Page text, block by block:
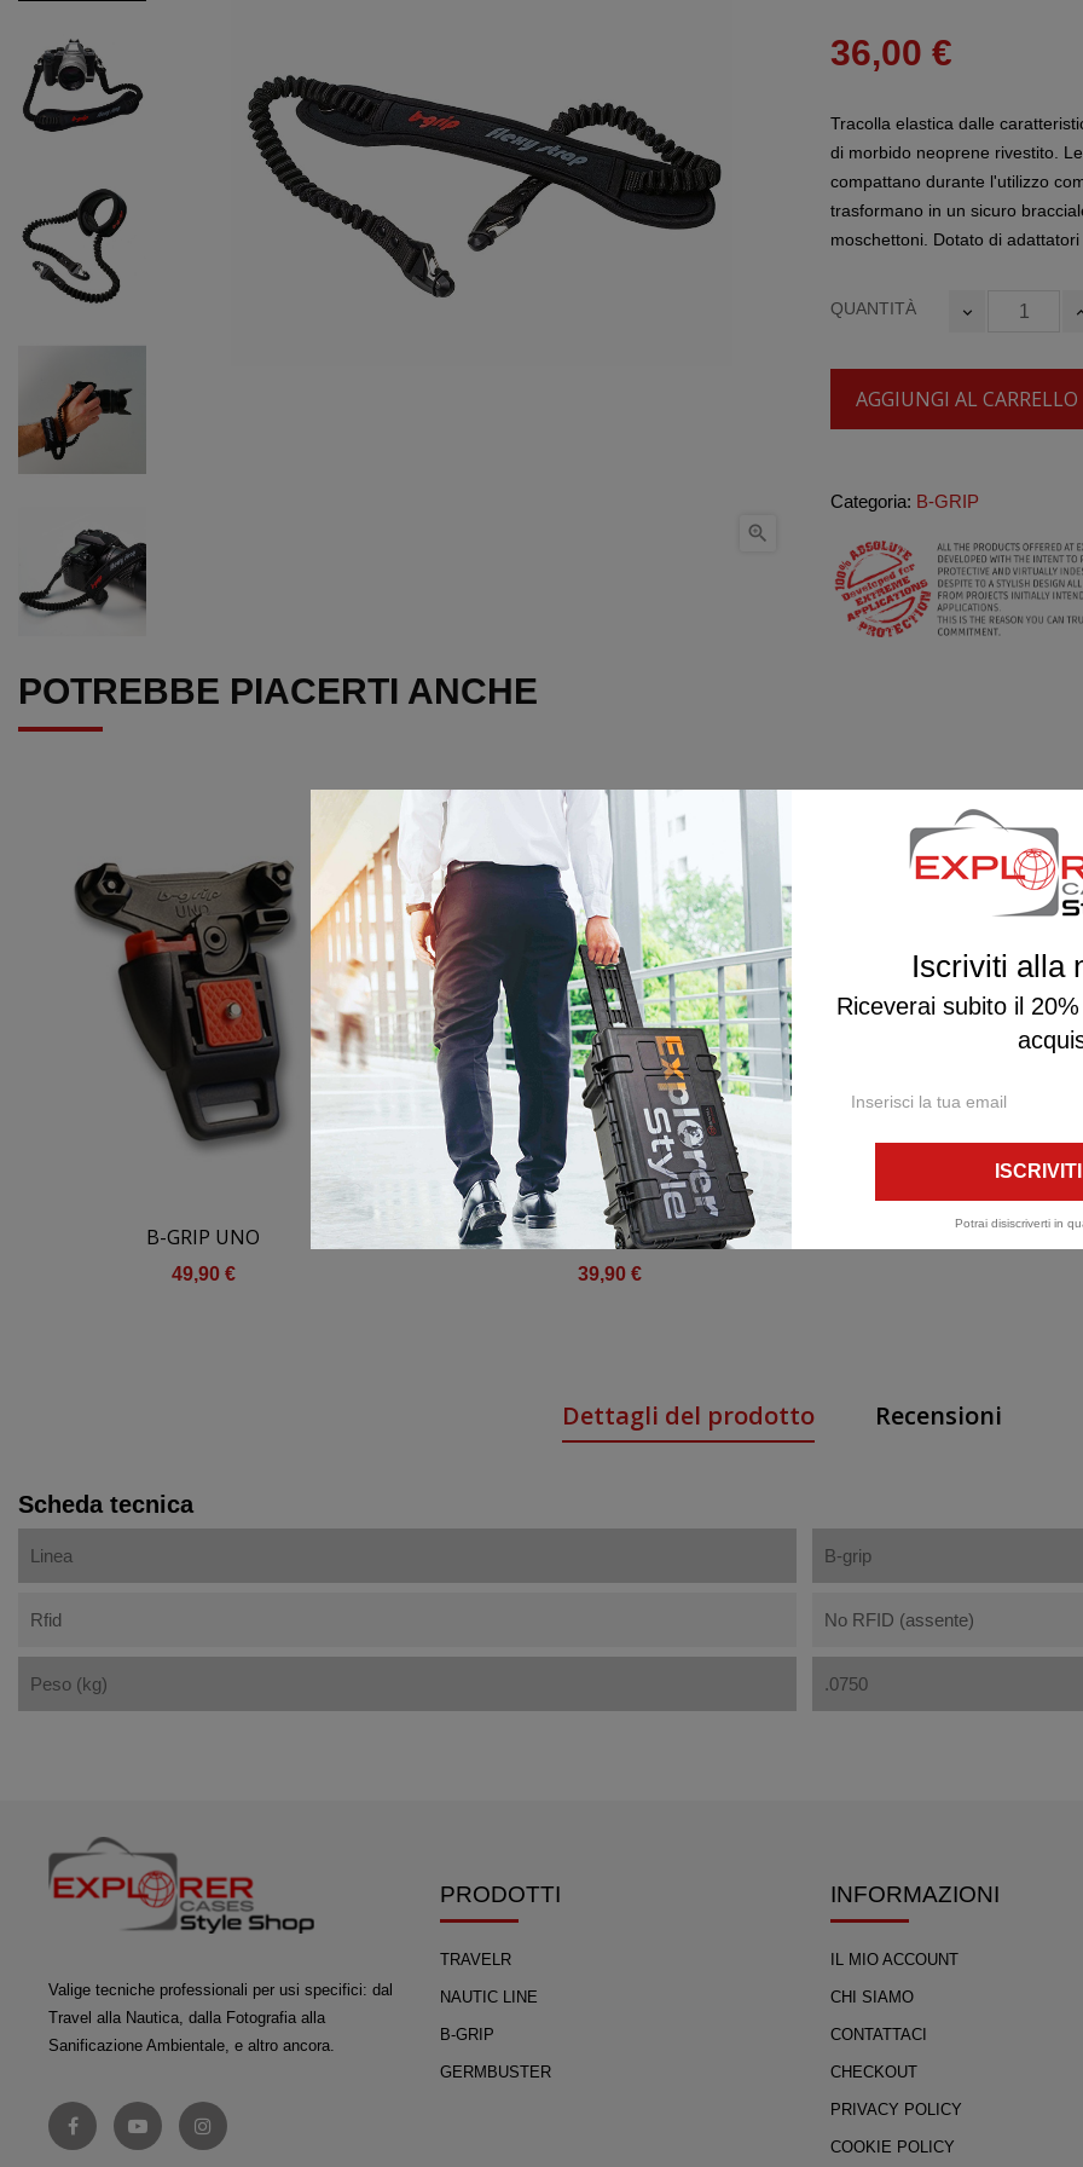

36,00 €
Tracolla elastica dalle
di morbido neoprene rivestito.
compattano durante l'utilizzo
trasformano in un sicuro
moschettoni. Dotato di
QUANTITÀ
AGGIUNGI AL CARRELLO
Categoria: B-GRIP
POTREBBE PIACERTI ANCHE
B-GRIP UNO
49,90 €
B-GLIDER Sliding Camera Strap
39,90 €
Dettagli del prodotto Recensioni
Scheda tecnica
Linea B-grip
Rfid No RFID (assente)
Peso (kg) .0750
Valige tecniche professionali per usi specifici: dal
Travel alla Nautica, dalla Fotografia alla
Sanificazione Ambientale, e altro ancora.
PRODOTTI
TRAVELR
NAUTIC LINE
B-GRIP
GERMBUSTER
INFORMAZIONI
IL MIO ACCOUNT
CHI SIAMO
CONTATTACI
CHECKOUT
PRIVACY POLICY
COOKIE POLICY
Iscriviti alla
Riceverai subito il
Potrai disiscriverti in